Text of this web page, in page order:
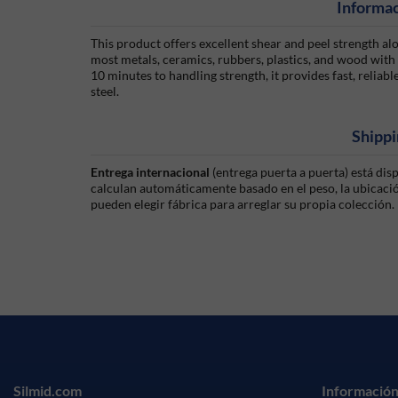
This product offers excellent shear and peel strength
most metals, ceramics, rubbers, plastics, and wood
10 minutes to handling strength, it provides fast,
steel.
Entrega internacional (entrega puerta a puerta) está
calculan automáticamente basado en el peso, la
pueden elegir fábrica para arreglar su propia colección.
Silmid.com